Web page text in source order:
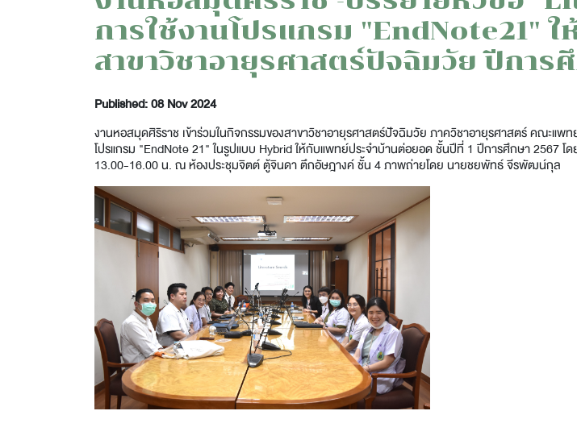
การใช้งานโปรแกรม "EndNote21"
สาขาวิชาอายุรศาสตร์ปัจฉิมวัย ปีการ
Published: 08 Nov 2024
งานหอสมุดศิริราช เข้าร่วมในกิจกรรมของสาขาวิชาอายุรศาสตร์ปัจฉิมวัย ภาควิชาอายุรศาสตร์ คณะแ
โปรแกรม "EndNote 21" ในรูปแบบ Hybrid ให้กับแพทย์ประจำบ้านต่อยอด ชั้นปีที่ 1 ปีการศึกษา
13.00-16.00 น. ณ ห้องประชุมจิตต์ ตู้จินดา ตึกอัษฎางค์ ชั้น 4 ภาพถ่ายโดย นายชยพัทธ์ จีรพัฒน์กุล